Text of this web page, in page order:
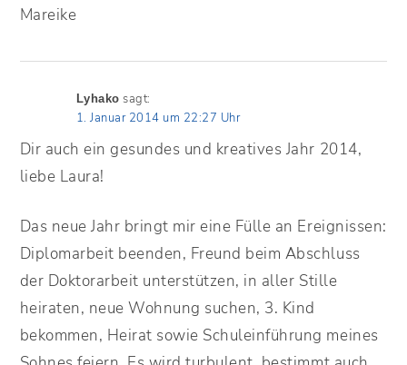
Mareike
Lyhako sagt:
1. Januar 2014 um 22:27 Uhr
Dir auch ein gesundes und kreatives Jahr 2014,
liebe Laura!
Das neue Jahr bringt mir eine Fülle an Ereignissen:
Diplomarbeit beenden, Freund beim Abschluss
der Doktorarbeit unterstützen, in aller Stille
heiraten, neue Wohnung suchen, 3. Kind
bekommen, Heirat sowie Schuleinführung meines